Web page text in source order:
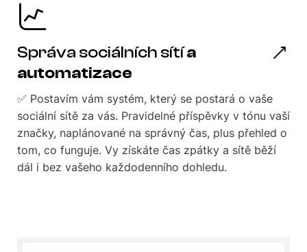
Správa sociálních sítía
automatizace
✅ Postavím vám systém, který se postará o vaše
sociální sítě za vás. Pravidelné příspěvky v tónu vaší
značky, naplánované na správný čas, plus přehled o
tom, co funguje. Vy získáte čas zpátky a sítě běží
dál i bez vašeho každodenního dohledu.